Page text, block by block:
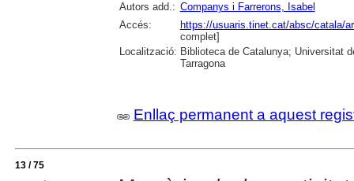
Autors add.: Companys i Farrerons, Isabel
Accés:
https://usuaris.tinet.cat/absc/catala/
complet]
Localització: Biblioteca de Catalunya; Universitat
Tarragona
Enllaç permanent a aquest
13 / 75